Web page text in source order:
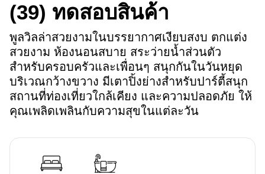
(39) ทดสอบสินค้า
พูลวิลล่าสวยงามในบรรยากาศเงียบสงบ ตกแต่ง
สวยงาม ห้องนอนสบาย สระว่ายน้ำส่วนตัว
สำหรับครอบครัวและเพื่อนๆ สนุกกันในวันหยุด
บริเวณกว้างขวาง มีเตาปิ้งย่างสำหรับปาร์ตี้สนุก
สถานที่ท่องเที่ยวใกล้เคียง และความปลอดภัย ให้
คุณเพลิดเพลินกับความสุขในแต่ละวัน